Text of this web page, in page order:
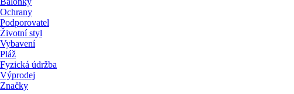
Ochrany
Podporovatel
Životní styl
Vybavení
Pláž
Fyzická údržba
Výprodej
Značky